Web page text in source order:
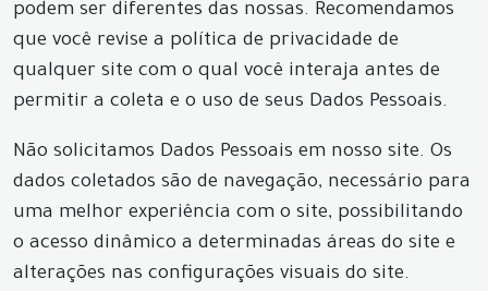
podem ser diferentes das nossas. Recomendamos
que você revise a política de privacidade de
qualquer site com o qual você interaja antes de
permitir a coleta e o uso de seus Dados Pessoais.
Não solicitamos Dados Pessoais em nosso site. Os
dados coletados são de navegação, necessário para
uma melhor experiência com o site, possibilitando
o acesso dinâmico a determinadas áreas do site e
alterações nas configurações visuais do site.